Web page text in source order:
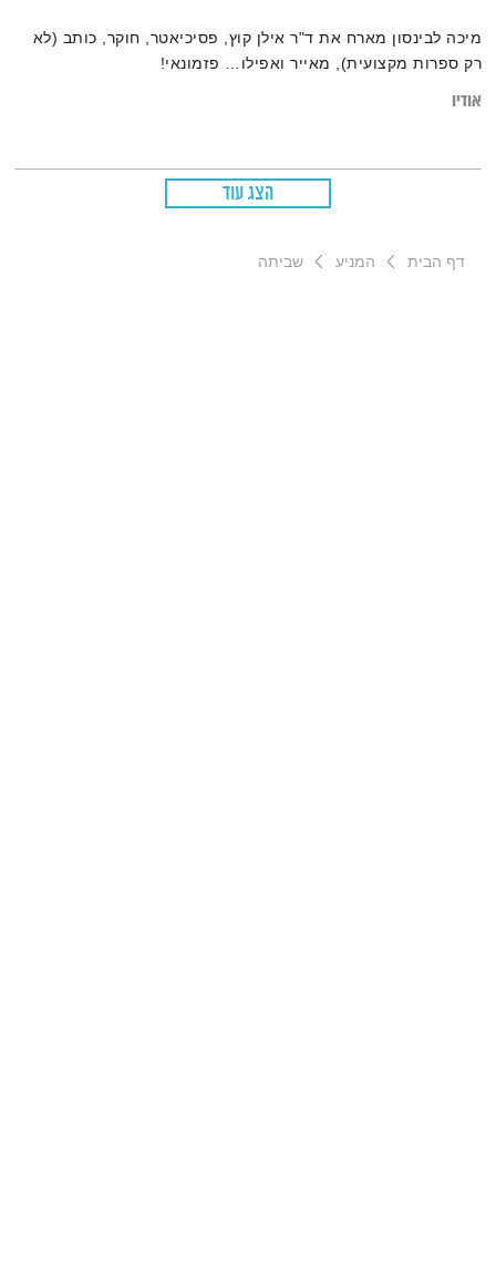
מיכה לבינסון מארח את ד"ר אילן קוץ, פסיכיאטר, חוקר, כותב (לא
רק ספרות מקצועית), מאייר ואפילו… פזמונאי!
אודיו
הצג עוד
דף הבית המניע שביתה